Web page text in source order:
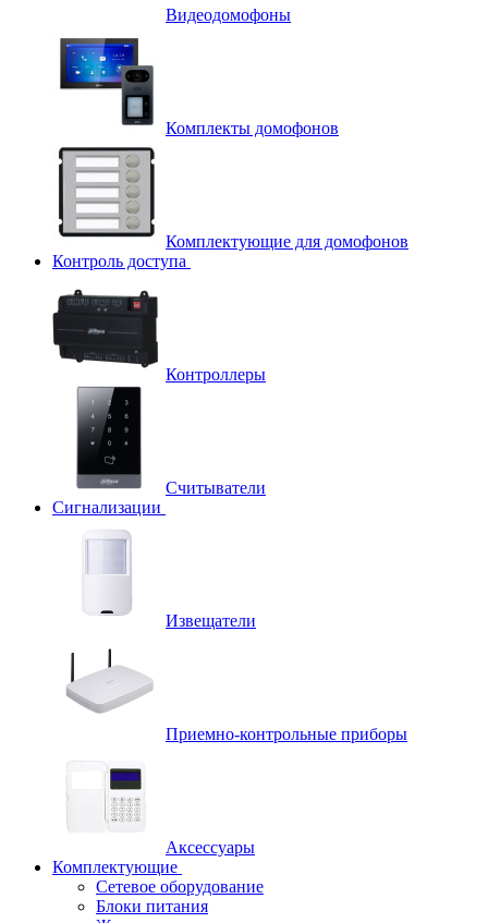
Видеодомофоны
Комплекты домофонов
Комплектующие для домофонов
Контроль доступа
Контроллеры
Считыватели
Сигнализации
Извещатели
Приемно-контрольные приборы
Аксессуары
Комплектующие
Сетевое оборудование
Блоки питания